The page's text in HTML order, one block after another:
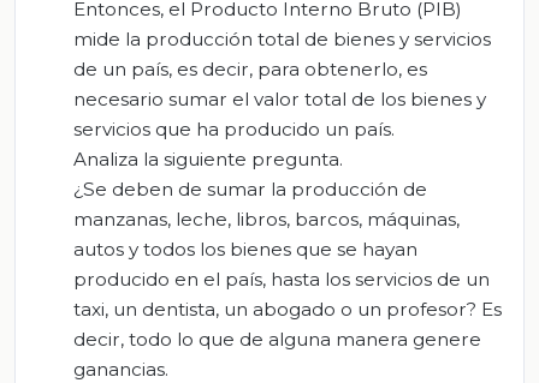
Entonces, el Producto Interno Bruto (PIB)
mide la producción total de bienes y servicios
de un país, es decir, para obtenerlo, es
necesario sumar el valor total de los bienes y
servicios que ha producido un país.
Analiza la siguiente pregunta.
¿Se deben de sumar la producción de
manzanas, leche, libros, barcos, máquinas,
autos y todos los bienes que se hayan
producido en el país, hasta los servicios de un
taxi, un dentista, un abogado o un profesor? Es
decir, todo lo que de alguna manera genere
ganancias.